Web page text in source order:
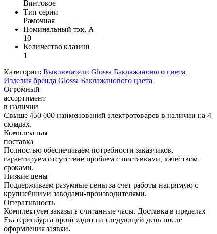
Винтовое
Тип серии
Рамочная
Номинальный ток, А
10
Количество клавиш
1
Категории: Выключатели Glossa Баклажанового цвета,
Изделия бренда Glossa Баклажанового цвета
Огромный
ассортимент
в наличии
Свыше 450 000 наименований электротоваров в наличии на 4
складах.
Комплексная
поставка
Полностью обеспечиваем потребности заказчиков,
гарантируем отсутствие проблем с поставками, качеством,
сроками.
Низкие цены
Поддерживаем разумные цены за счет работы напрямую с
крупнейшими заводами-производителями.
Оперативность
Комплектуем заказы в считанные часы. Доставка в пределах
Екатеринбурга происходит на следующий день после
оформления заявки.